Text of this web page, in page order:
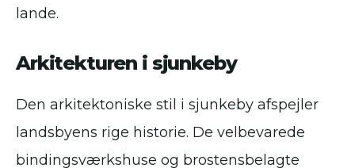
lande.
Arkitekturen i sjunkeby
Den arkitektoniske stil i sjunkeby afspejler
landsbyens rige historie. De velbevarede
bindingsværkshuse og brostensbelagte